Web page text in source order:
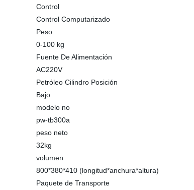
Control
Control Computarizado
Peso
0-100 kg
Fuente De Alimentación
AC220V
Petróleo Cilindro Posición
Bajo
modelo no
pw-tb300a
peso neto
32kg
volumen
800*380*410 (longitud*anchura*altura)
Paquete de Transporte